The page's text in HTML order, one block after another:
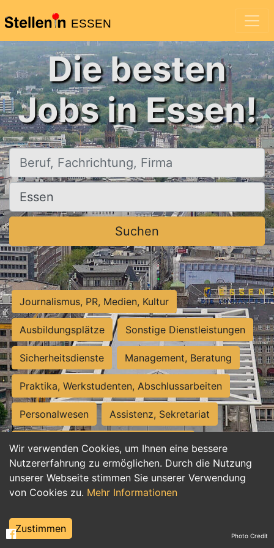
ESSEN
Wir verwenden Cookies, um Ihnen eine bessere
Nutzererfahrung zu ermöglichen. Durch die Nutzung
unserer Webseite stimmen Sie unserer Verwendung
von Cookies zu. Mehr Informationen
Zustimmen
Die besten
Jobs in Essen!
Beruf, Fachrichtung, Firma
Ort, Stadt
Suchen
Journalismus, PR, Medien, Kultur
Ausbildungsplätze Sonstige Dienstleistungen
Sicherheitsdienste Management, Beratung
Praktika, Werkstudenten, Abschlussarbeiten
Personalwesen Assistenz, Sekretariat
Hilfskräfte, Aushilfs- und Nebenjobs
Einkauf, Logistik, Materialwirtschaft
Weiterbildung, Studium, duale Ausbildung
Tourismus
Photo Credit